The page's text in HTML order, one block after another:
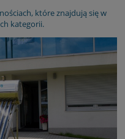
które znajdują się w
kategorii.